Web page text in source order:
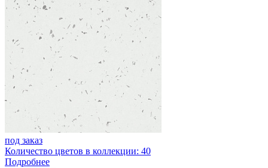
под заказ
Количество цветов в коллекции: 40
Подробнее